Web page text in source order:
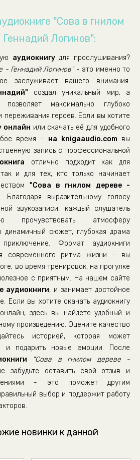
"Сова в гнилом
Логинов":
аудиокнигудля прослушивания?
- Геннадий Логинов"- это именно то
заслуживает вашего внимания.
создал уникальный мир, а
максимально глубоко
переживания героев. Если вы хотите
онлайн или скачать её для удобного
время - на knigaaudio.comвы
запись с профессиональной
отлично подходит как для
и для тех, кто только начинает
"Сова в гнилом дереве -
. Благодаря выразительному голосу
звукозаписи, каждый слушатель
прочувствовать атмосферу
динамичный сюжет, глубокая драма
Формат аудиокниги
современного ритма жизни - вы
во время тренировок, на прогулке
с приятным. На нашем сайте
аудиокниги, и занимает достойное
Если вы хотите скачать аудиокнигу
здесь вы найдете удобный и
произведению. Оцените качество
историей, которая может
и подарить новые эмоции. После
"Сова в гнилом дереве -
забудьте оставить свой отзыв и
- это поможет другим
выбор и поддержит работу
новинки к данной